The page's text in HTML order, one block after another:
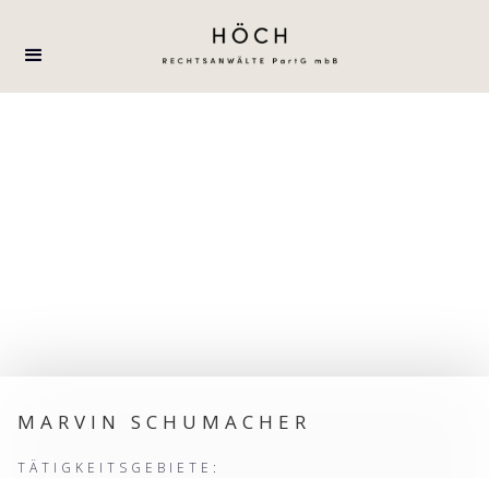
MARVIN SCHUMACHER
TÄTIGKEITSGEBIETE: